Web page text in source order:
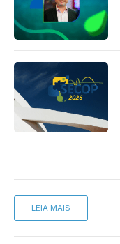
LEIA MAIS